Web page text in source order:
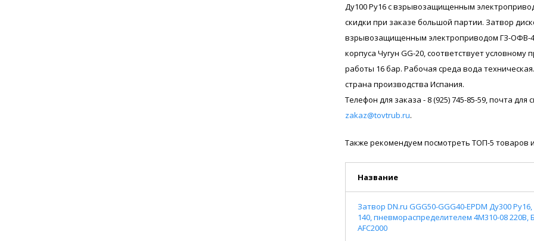
Ду100 Ру16 с взрывозащищенным
скидки при заказе большой партии. Затвор
взрывозащищенным электроприводом ГЗ-ОФВ-
корпуса Чугун GG-20, соответствует
работы 16 бар. Рабочая среда вода
страна производства Испания.
Телефон для заказа - 8 (925) 745-85-59, почта
zakaz@tovtrub.ru.
Также рекомендуем посмотреть ТОП-5 товаров
Название
Затвор DN.ru GGG50-GGG40-EPDM Ду300
140, пневмораспределителем 4M310-08
AFC2000